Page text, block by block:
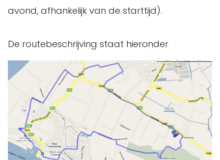
avond, afhankelijk van de starttijd).
De routebeschrijving staat hieronder